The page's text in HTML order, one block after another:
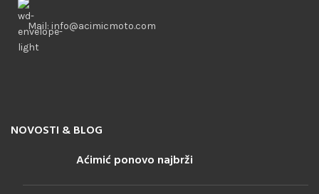
Mail: info@acimicmoto.com
NOVOSTI & BLOG
Aćimić ponovo najbrži